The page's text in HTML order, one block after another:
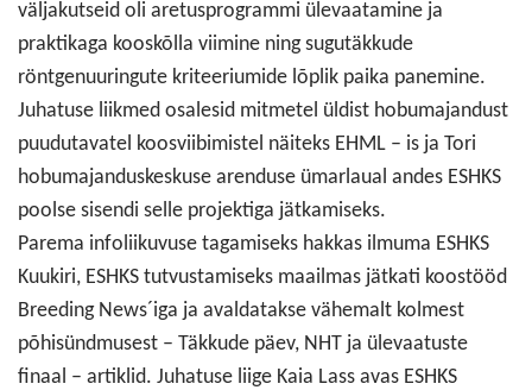
väljakutseid oli aretusprogrammi ülevaatamine ja
praktikaga kooskõlla viimine ning sugutäkkude
röntgenuuringute kriteeriumide lõplik paika panemine.
Juhatuse liikmed osalesid mitmetel üldist hobumajandust
puudutavatel koosviibimistel näiteks EHML – is ja Tori
hobumajanduskeskuse arenduse ümarlaual andes ESHKS
poolse sisendi selle projektiga jätkamiseks.
Parema infoliikuvuse tagamiseks hakkas ilmuma ESHKS
Kuukiri, ESHKS tutvustamiseks maailmas jätkati koostööd
Breeding News´iga ja avaldatakse vähemalt kolmest
põhisündmusest – Täkkude päev, NHT ja ülevaatuste
finaal – artiklid. Juhatuse liige Kaia Lass avas ESHKS